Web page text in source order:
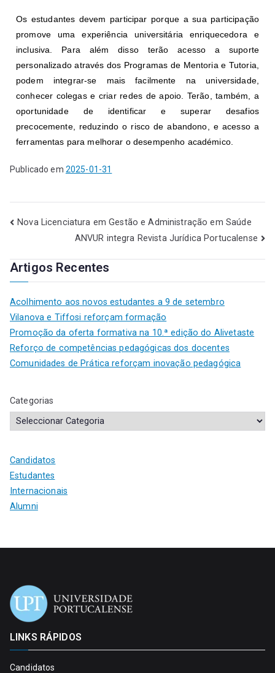
Os estudantes devem participar porque a sua participação
promove uma experiência universitária enriquecedora e
inclusiva. Para além disso terão acesso a suporte
personalizado através dos Programas de Mentoria e Tutoria,
podem integrar-se mais facilmente na universidade,
conhecer colegas e criar redes de apoio. Terão, também, a
oportunidade de identificar e superar desafios
precocemente, reduzindo o risco de abandono, e acesso a
ferramentas para melhorar o desempenho académico.
Publicado em 2025-01-31
Nova Licenciatura em Gestão e Administração em Saúde
ANVUR integra Revista Jurídica Portucalense
Artigos Recentes
Acolhimento aos novos estudantes a 9 de setembro
Vilanova e Tiffosi reforçam formação
Promoção da oferta formativa na 10.ª edição do Alivetaste
Reforço de competências pedagógicas dos docentes
Comunidades de Prática reforçam inovação pedagógica
Categorias
Candidatos
Estudantes
Internacionais
Alumni
LINKS RÁPIDOS
Candidatos